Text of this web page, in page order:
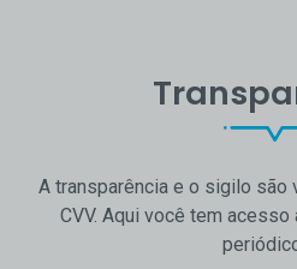
A transparência e o sigilo são
CVV. Aqui você tem